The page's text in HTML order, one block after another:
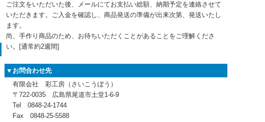
ご注文をいただいた後、メールにてお支払い総額、納期予定を連絡させて
いただきます。ご入金を確認し、商品発送の準備が出来次第、発送いたし
ます。
尚、手作り商品のため、お待ちいただくことがあることをご理解くださ
い。[通常約2週間]
▼お問合わせ先
有限会社 彩工房（さいこうぼう）
〒722-0035 広島県尾道市土堂1-6-9
Tel 0848-24-1744
Fax 0848-25-5588